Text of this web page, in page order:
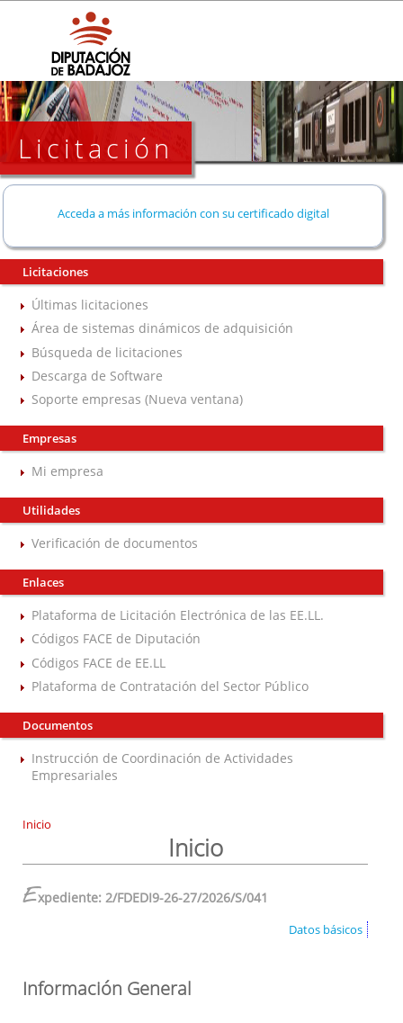
Licitación
Acceda a más información con su certificado digital
Licitaciones
Últimas licitaciones
Área de sistemas dinámicos de adquisición
Búsqueda de licitaciones
Descarga de Software
Soporte empresas (Nueva ventana)
Empresas
Mi empresa
Utilidades
Verificación de documentos
Enlaces
Plataforma de Licitación Electrónica de las EE.LL.
Códigos FACE de Diputación
Códigos FACE de EE.LL
Plataforma de Contratación del Sector Público
Documentos
Instrucción de Coordinación de Actividades
Empresariales
Inicio
Inicio
Expediente: 2/FDEDI9-26-27/2026/S/041
Datos básicos
Información General